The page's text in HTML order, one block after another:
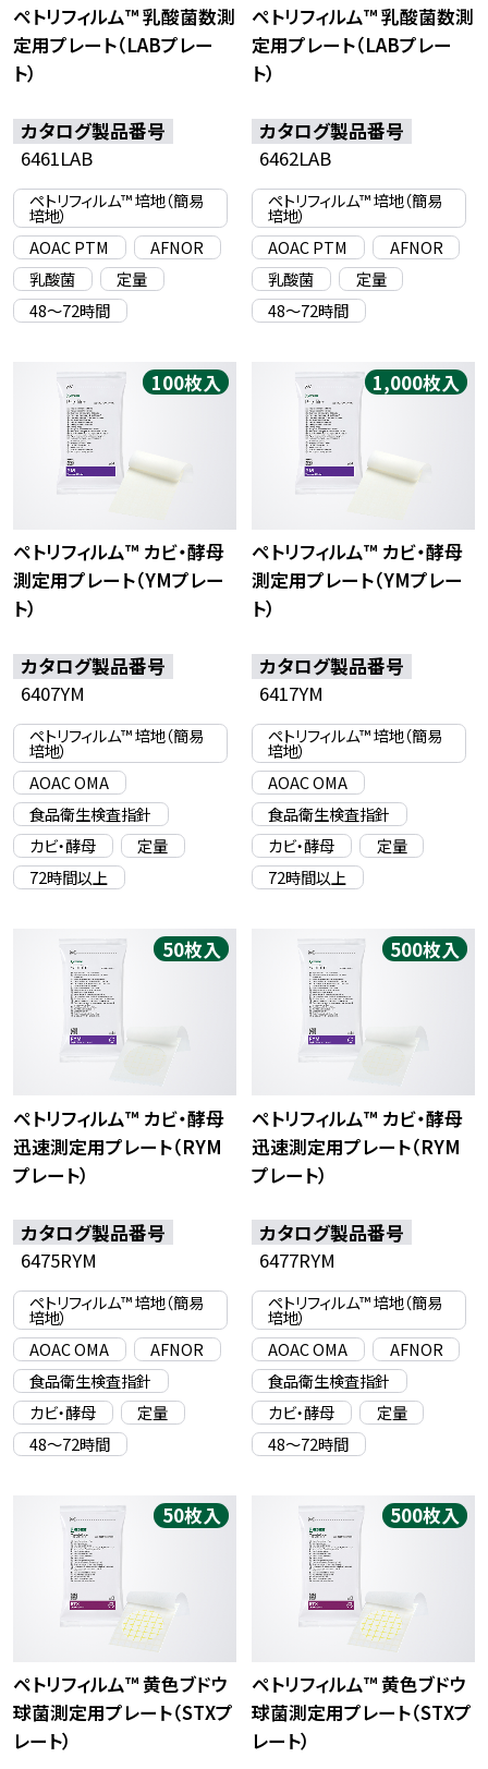
ペトリフィルム™ 乳酸菌数測
定用プレート（LABプレー
ト）
カタログ製品番号
6461LAB
ペトリフィルム™ 培地（簡易
培地）
AOAC PTM
AFNOR
乳酸菌
定量
48〜72時間
ペトリフィルム™ 乳酸菌数測
定用プレート（LABプレー
ト）
カタログ製品番号
6462LAB
ペトリフィルム™ 培地（簡易
培地）
AOAC PTM
AFNOR
乳酸菌
定量
48〜72時間
100枚入
ペトリフィルム™ カビ・酵母
測定用プレート（YMプレー
ト）
カタログ製品番号
6407YM
ペトリフィルム™ 培地（簡易
培地）
AOAC OMA
食品衛生検査指針
カビ・酵母
定量
72時間以上
1,000枚入
ペトリフィルム™ カビ・酵母
測定用プレート（YMプレー
ト）
カタログ製品番号
6417YM
ペトリフィルム™ 培地（簡易
培地）
AOAC OMA
食品衛生検査指針
カビ・酵母
定量
72時間以上
50枚入
ペトリフィルム™ カビ・酵母
迅速測定用プレート（RYM
プレート）
カタログ製品番号
6475RYM
ペトリフィルム™ 培地（簡易
培地）
AOAC OMA
AFNOR
食品衛生検査指針
カビ・酵母
定量
48〜72時間
500枚入
ペトリフィルム™ カビ・酵母
迅速測定用プレート（RYM
プレート）
カタログ製品番号
6477RYM
ペトリフィルム™ 培地（簡易
培地）
AOAC OMA
AFNOR
食品衛生検査指針
カビ・酵母
定量
48〜72時間
50枚入
ペトリフィルム™ 黄色ブドウ
球菌測定用プレート（STXプ
レート）
500枚入
ペトリフィルム™ 黄色ブドウ
球菌測定用プレート（STXプ
レート）